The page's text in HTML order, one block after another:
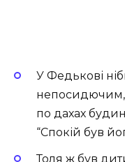
У Федькові
непосидючим,
по дахах
“Спокій був
Толя ж був